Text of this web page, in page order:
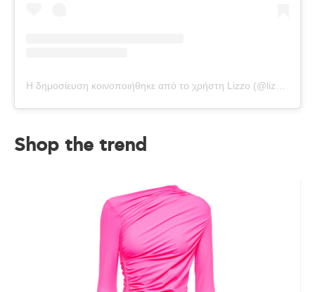
Η δημοσίευση κοινοποιήθηκε από το χρήστη Lizzo (@lizzobeeating)
Shop the trend